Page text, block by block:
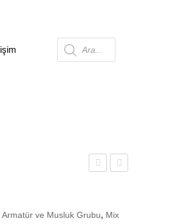
Products
Armatür ve Musluk Grubu, Mix